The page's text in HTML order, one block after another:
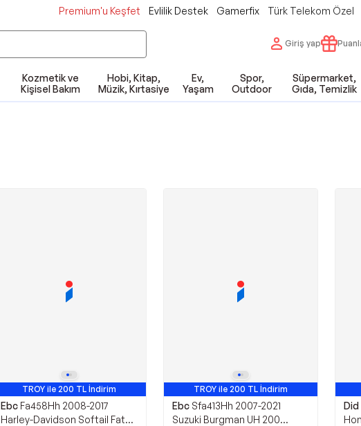
Premium'u Keşfet Evlilik Destek Gamerfix Türk Telekom Özel
Giriş yap
Kozmetik ve
Kişisel Bakım
Hobi, Kitap,
Müzik, Kırtasiye
Ev,
Yaşam
Spor,
Outdoor
Süpermarket,
Gıda, Temizlik
TROY ile 200 TL İndirim
Ebc Fa458Hh 2008-2017
Harley-Davidson Softail Fat
TROY ile 200 TL İndirim
Ebc Sfa413Hh 2007-2021
Suzuki Burgman UH 200
Did